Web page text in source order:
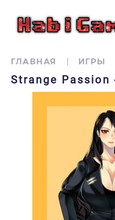
ГЛАВНАЯ ИГРЫ
Strange Passion